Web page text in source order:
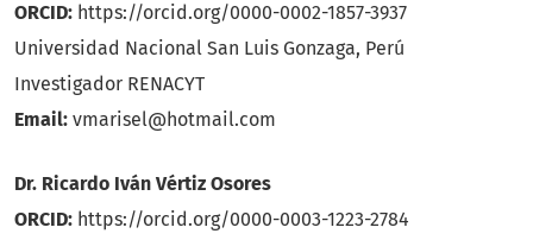
ORCID: https://orcid.org/0000-0002-1857-3937
Universidad Nacional San Luis Gonzaga, Perú
Investigador RENACYT
Email: vmarisel@hotmail.com
Dr. Ricardo Iván Vértiz Osores
ORCID: https://orcid.org/0000-0003-1223-2784